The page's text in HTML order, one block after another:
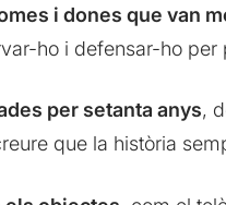
i dones que van
ho i defensar-ho
per setanta anys,
que la història